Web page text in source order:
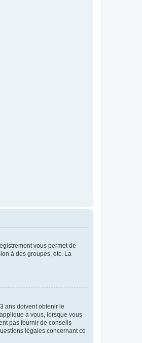
vous permet de
à des groupes, etc. La
ans doivent obtenir le
à vous, lorsque vous
pas fournir de conseils
légales concernant ce